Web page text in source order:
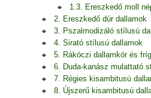
1.3. Ereszkedő moll
2. Ereszkedő dúr dallamok
3. Pszalmodizáló stílusú
4. Sirató stílusú dallamok
5. Rákóczi dallamkör és
6. Duda-kanász mulattató
7. Régies kisambitusú
8. Újszerű kisambitusú